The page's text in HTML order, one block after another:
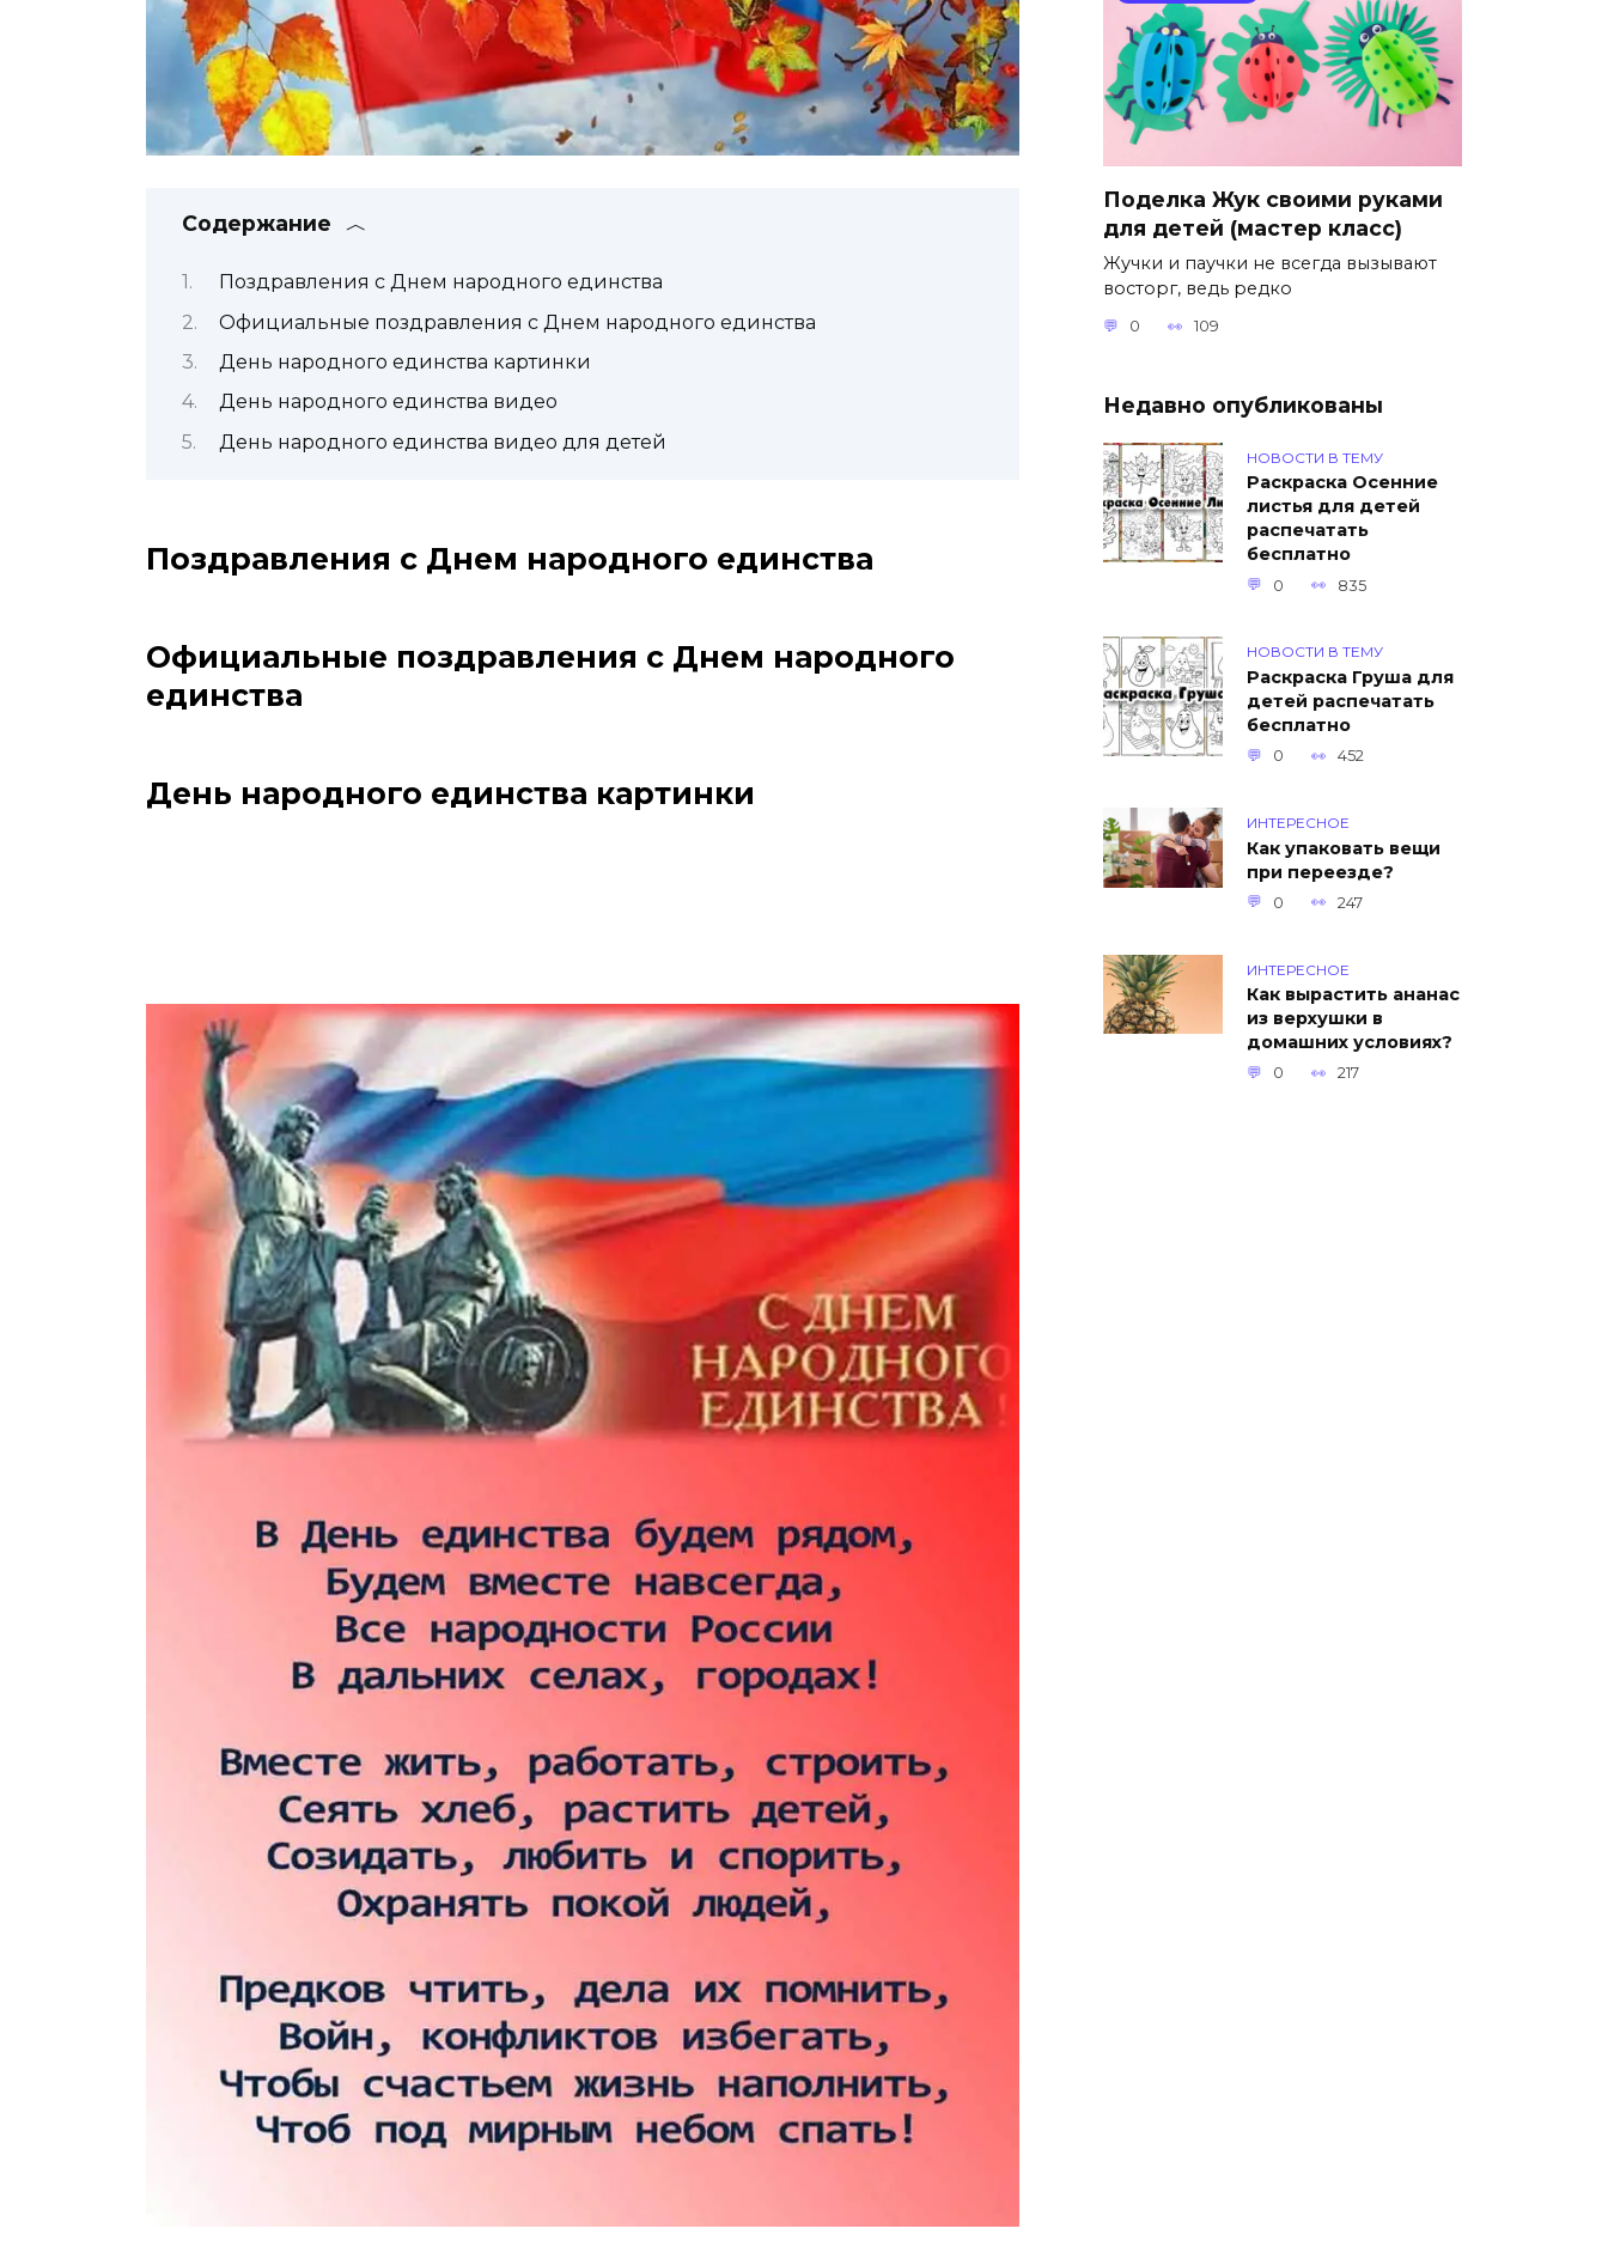
Содержание
Поздравления с Днем народного единства
Официальные поздравления с Днем народного единства
День народного единства картинки
День народного единства видео
День народного единства видео для детей
Поздравления с Днем народного единства
Официальные поздравления с Днем народного
единства
День народного единства картинки
Поделка Жук своими руками
для детей (мастер класс)
Жучки и паучки не всегда вызывают
восторг, ведь редко
0 109
Недавно опубликованы
НОВОСТИ В ТЕМУ
Раскраска Осенние
листья для детей
распечатать
бесплатно
0 835
НОВОСТИ В ТЕМУ
Раскраска Груша для
детей распечатать
бесплатно
0 452
ИНТЕРЕСНОЕ
Как упаковать вещи
при переезде?
0 247
ИНТЕРЕСНОЕ
Как вырастить ананас
из верхушки в
домашних условиях?
0 217